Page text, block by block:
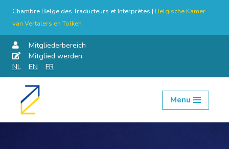
Chambre Belge des Traducteurs et Interprètes | Belgische Kamer
van Vertalers en Tolken
Mitgliederbereich
Mitglied werden
NL
EN FR
Skip
Menu